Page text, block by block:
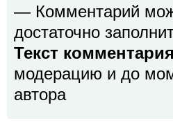
— Комментарий
достаточно
Текст комментария
модерацию и до
автора